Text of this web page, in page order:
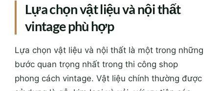
Lựa chọn vật liệu và nội thất
vintage phù hợp
Lựa chọn vật liệu và nội thất là một trong những
bước quan trọng nhất trong thi công shop
phong cách vintage. Vật liệu chính thường được